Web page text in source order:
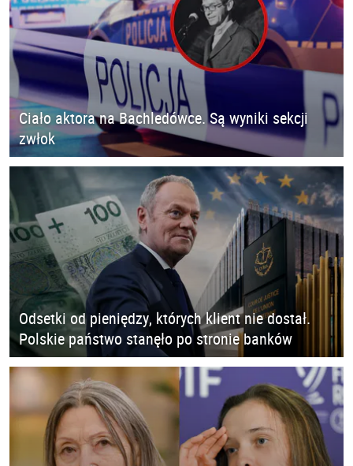
Ciało aktora na Bachledówce. Są wyniki sekcji
zwłok
Odsetki od pieniędzy, których klient nie dostał.
Polskie państwo stanęło po stronie banków